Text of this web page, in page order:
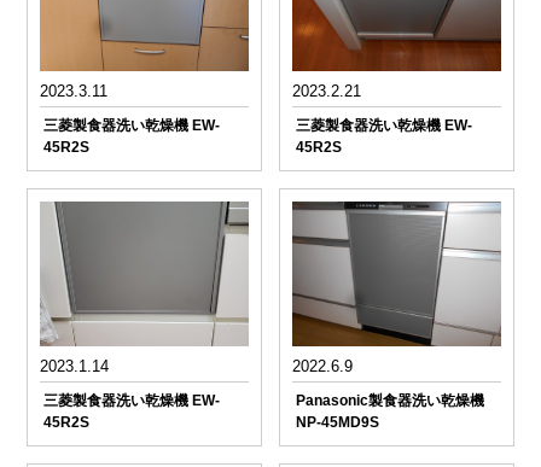
2023.3.11
三菱製食器洗い乾燥機 EW-
45R2S
2023.2.21
三菱製食器洗い乾燥機 EW-
45R2S
2023.1.14
三菱製食器洗い乾燥機 EW-
45R2S
2022.6.9
Panasonic製食器洗い乾燥機
NP-45MD9S